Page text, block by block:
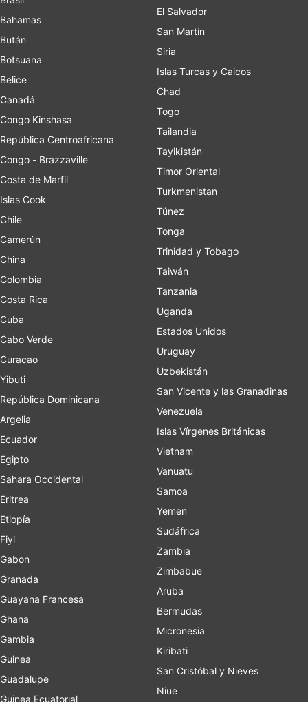
Bahamas
Bután
Botsuana
Belice
Canadá
Congo Kinshasa
República Centroafricana
Congo - Brazzaville
Costa de Marfil
Islas Cook
Chile
Camerún
China
Colombia
Costa Rica
Cuba
Cabo Verde
Curacao
Yibuti
República Dominicana
Argelia
Ecuador
Egipto
Sahara Occidental
Eritrea
Etiopía
Fiyi
Gabon
Granada
Guayana Francesa
Ghana
Gambia
Guinea
Guadalupe
Guinea Ecuatorial
El Salvador
San Martín
Siria
Islas Turcas y Caicos
Chad
Togo
Tailandia
Tayikistán
Timor Oriental
Turkmenistan
Túnez
Tonga
Trinidad y Tobago
Taiwán
Tanzania
Uganda
Estados Unidos
Uruguay
Uzbekistán
San Vicente y las Granadinas
Venezuela
Islas Vírgenes Británicas
Vietnam
Vanuatu
Samoa
Yemen
Sudáfrica
Zambia
Zimbabue
Aruba
Bermudas
Micronesia
Kiribati
San Cristóbal y Nieves
Niue